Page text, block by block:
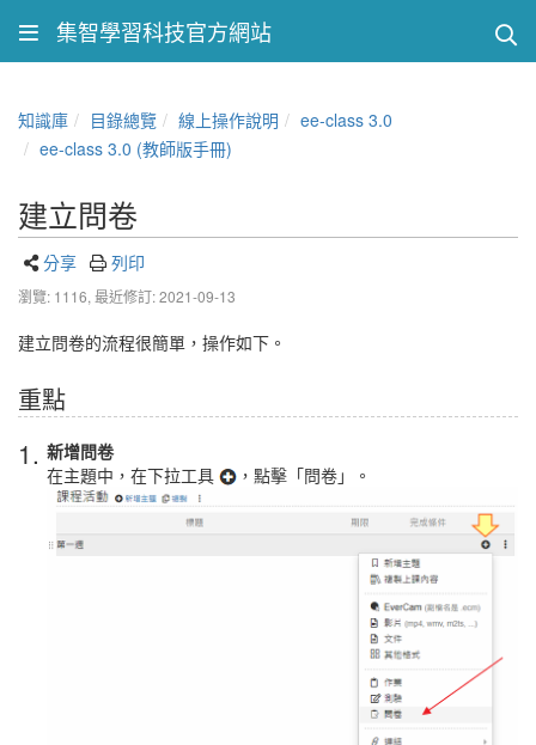
集智學習科技官方網站
知識庫 目錄總覽 線上操作說明
ee-class 3.0
ee-class 3.0 (教師版手冊)
建立問卷
分享 列印
瀏覽: 1116, 最近修訂: 2021-09-13
建立問卷的流程很簡單，操作如下。
重點
1. 新增問卷
在主題中，在下拉工具
，點擊「問卷」。